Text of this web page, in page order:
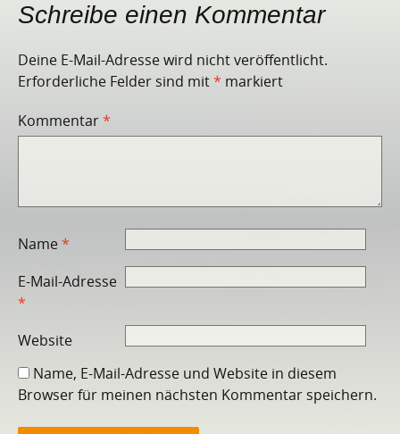
Schreibe einen Kommentar
Deine E-Mail-Adresse wird nicht veröffentlicht.
Erforderliche Felder sind mit* markiert
Kommentar*
Name*
E-Mail-Adresse
*
Website
Name, E-Mail-Adresse und Website in diesem
Browser für meinen nächsten Kommentar speichern.